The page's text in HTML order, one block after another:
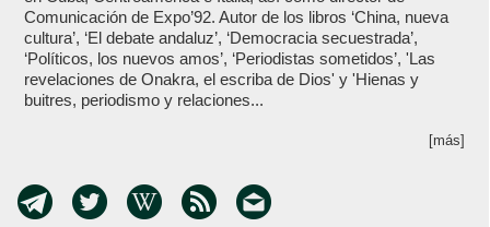
Comunicación de Expo’92. Autor de los libros ‘China, nueva
cultura’, ‘El debate andaluz’, ‘Democracia secuestrada’,
‘Políticos, los nuevos amos’, ‘Periodistas sometidos’, 'Las
revelaciones de Onakra, el escriba de Dios' y 'Hienas y
buitres, periodismo y relaciones...
[más]